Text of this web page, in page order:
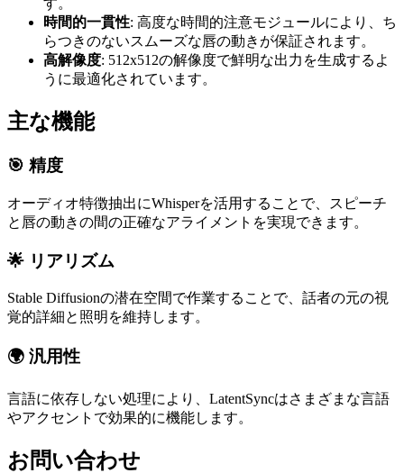
す。
時間的一貫性: 高度な時間的注意モジュールにより、ち
らつきのないスムーズな唇の動きが保証されます。
高解像度: 512x512の解像度で鮮明な出力を生成するよ
うに最適化されています。
主な機能
🎯 精度
オーディオ特徴抽出にWhisperを活用することで、スピーチ
と唇の動きの間の正確なアライメントを実現できます。
🌟 リアリズム
Stable Diffusionの潜在空間で作業することで、話者の元の視
覚的詳細と照明を維持します。
🌍 汎用性
言語に依存しない処理により、LatentSyncはさまざまな言語
やアクセントで効果的に機能します。
お問い合わせ